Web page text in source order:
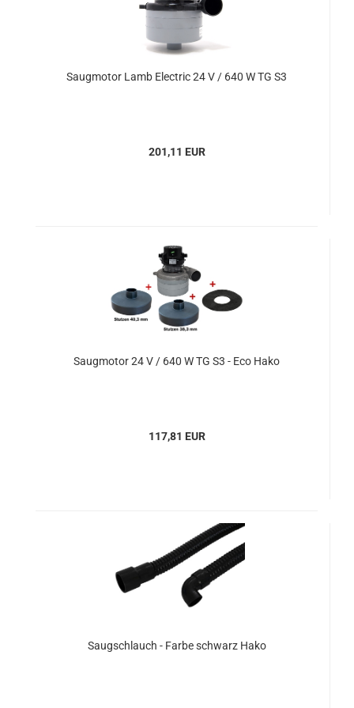
Saugmotor Lamb Electric 24 V / 640 W TG S3
201,11 EUR
Saugmotor 24 V / 640 W TG S3 - Eco Hako
117,81 EUR
Saugschlauch - Farbe schwarz Hako